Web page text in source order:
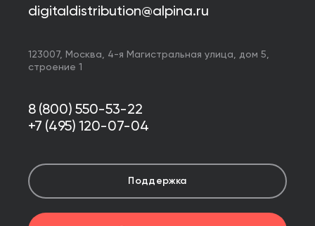
digitaldistribution@alpina.ru
123007, Москва, 4-я Магистральная улица, дом 5,
строение 1
8 (800) 550-53-22
+7 (495) 120-07-04
Поддержка